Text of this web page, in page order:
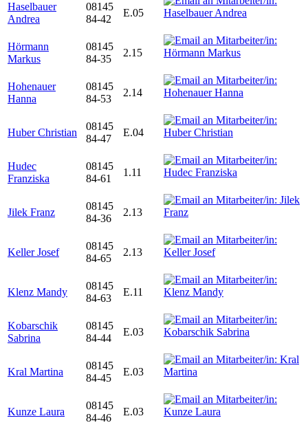
Haselbauer
Andrea
08145
84-42
E.05
Hörmann
Markus
08145
84-35
2.15
Hohenauer
Hanna
08145
84-53
2.14
Huber Christian
08145
84-47
E.04
Hudec
Franziska
08145
84-61
1.11
Jilek Franz
08145
84-36
2.13
Keller Josef
08145
84-65
2.13
Klenz Mandy
08145
84-63
E.11
Kobarschik
Sabrina
08145
84-44
E.03
Kral Martina
08145
84-45
E.03
Kunze Laura
08145
84-46
E.03